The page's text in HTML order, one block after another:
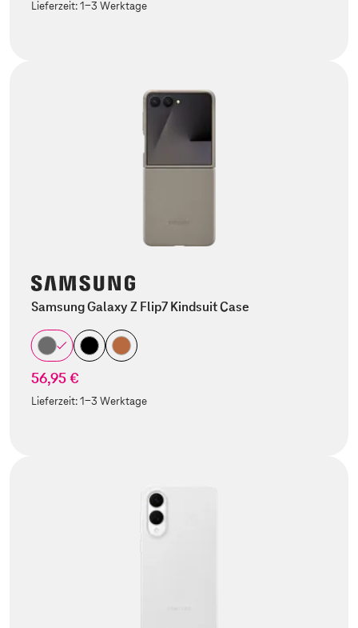
Lieferzeit:1-3 Werktage
Samsung Galaxy Z Flip7 Kindsuit Case
56,95 €
Lieferzeit:1-3 Werktage